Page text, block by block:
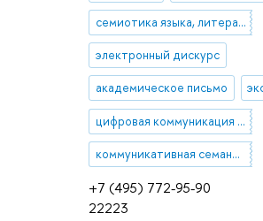
+7 (495) 772-95-90
22223
семиотика языка, литературы и искусства
электронный дискурс
академическое письмо
цифровая коммуникация в индустрии моды
коммуникативная семантика и прагматика